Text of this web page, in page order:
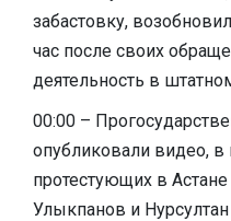
забастовку,
час после своих
деятельность в
00:00 –
опубликовали видео,
протестующих в
Улыкпанов и